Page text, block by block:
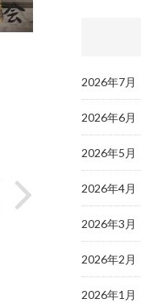
2026年7月
2026年6月
2026年5月
2026年4月
2026年3月
2026年2月
2026年1月